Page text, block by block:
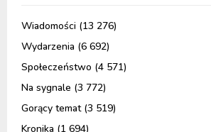
Wiadomości (13 276)
Wydarzenia (6 692)
Społeczeństwo (4 571)
Na sygnale (3 772)
Gorący temat(3 519)
Kronika (1 694)